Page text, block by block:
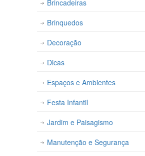
Brincadeiras
Brinquedos
Decoração
Dicas
Espaços e Ambientes
Festa Infantil
Jardim e Paisagismo
Manutenção e Segurança